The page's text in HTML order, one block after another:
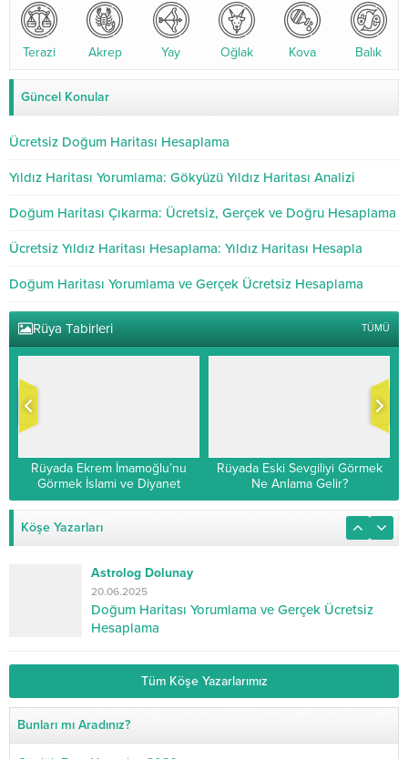
Terazi Akrep Yay Oğlak Kova Balık
Güncel Konular
Ücretsiz Doğum Haritası Hesaplama
Yıldız Haritası Yorumlama: Gökyüzü Yıldız Haritası Analizi
Doğum Haritası Çıkarma: Ücretsiz, Gerçek ve Doğru Hesaplama
Ücretsiz Yıldız Haritası Hesaplama: Yıldız Haritası Hesapla
Doğum Haritası Yorumlama ve Gerçek Ücretsiz Hesaplama
Rüya Tabirleri TÜMÜ
Rüyada Ekrem İmamoğlu’nu
Görmek İslami ve Diyanet
Yorumu
Rüyada Eski Sevgiliyi Görmek
Ne Anlama Gelir?
Köşe Yazarları
Astrolog Dolunay
20.06.2025
Doğum Haritası Yorumlama ve Gerçek Ücretsiz
Hesaplama
Tüm Köşe Yazarlarımız
Bunları mı Aradınız?